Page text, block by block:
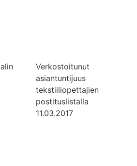
Verkostoitunut
asiantuntijuus
tekstiiliopettajien
postituslistalla
11.03.2017